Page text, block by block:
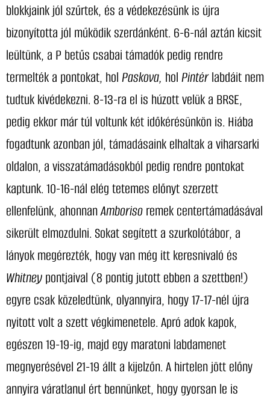
blokkjaink jól szűrtek, és a védekezésünk is újra
bizonyította jól működik szerdánként. 6-6-nál aztán kicsit
leültünk, a P betűs csabai támadók pedig rendre
termelték a pontokat, holPaskova, holPintérlabdáit nem
tudtuk kivédekezni. 8-13-ra el is húzott velük a BRSE,
pedig ekkor már túl voltunk két időkérésünkön is. Hiába
fogadtunk azonban jól, támadásaink elhaltak a viharsarki
oldalon, a visszatámadásokból pedig rendre pontokat
kaptunk. 10-16-nál elég tetemes előnyt szerzett
ellenfelünk, ahonnanAmborisoremek centertámadásával
sikerült elmozdulni. Sokat segített a szurkolótábor, a
lányok megérezték, hogy van még itt keresnivaló és
Whitneypontjaival (8 pontig jutott ebben a szettben!)
egyre csak közeledtünk, olyannyira, hogy 17-17-nél újra
nyitott volt a szett végkimenetele. Apró adok kapok,
egészen 19-19-ig, majd egy maratoni labdamenet
megnyerésével 21-19 állt a kijelzőn. A hirtelen jött előny
annyira váratlanul ért bennünket, hogy gyorsan le is